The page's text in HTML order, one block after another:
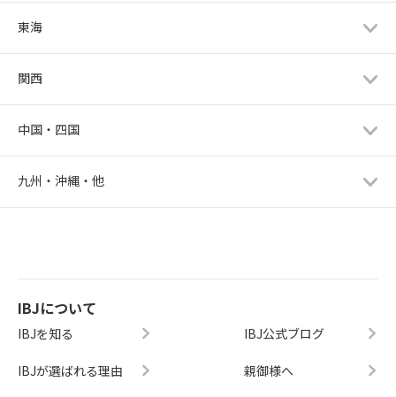
東海
関西
中国・四国
九州・沖縄・他
IBJについて
IBJを知る
IBJが選ばれる理由
IBJ公式ブログ
親御様へ